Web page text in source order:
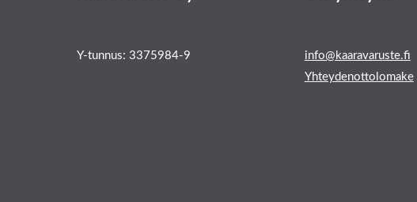
Y-tunnus: 3375984-9
info@kaaravaruste.fi
Yhteydenottolomake